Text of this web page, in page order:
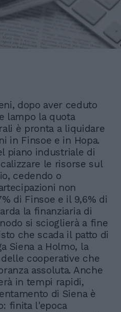
dopo aver ceduto
lampo la quota
è pronta a liquidare
in Finsoe e in Hopa.
piano industriale di
le risorse sul
cedendo o
non
di Finsoe e il 9,6% di
la finanziaria di
si scioglierà a fine
che scada il patto di
Siena a Holmo, la
cooperative che
assoluta. Anche
in tempi rapidi,
di Siena è
finita l'epoca